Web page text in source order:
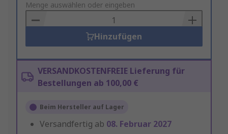
to
Basket
Menge auswählen oder eingeben
Hinzufügen
VERSANDKOSTENFREIE Lieferung für
Bestellungen ab 100,00 €
Beim Hersteller auf Lager
Versandfertig ab 08. Februar 2027